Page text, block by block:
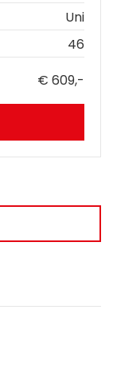
Uni
46
€ 609,-